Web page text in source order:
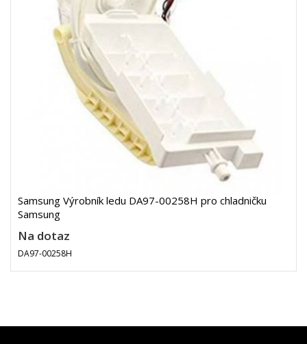
Samsung Výrobník ledu DA97-00258H pro chladničku
Samsung
Na dotaz
DA97-00258H